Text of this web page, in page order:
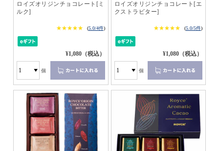
ロイズオリジンチョコレート[ミ
ルク]
★★★★★
★★★★★ (5.0/4件)
¥1,080（税込）
個
ロイズオリジンチョコレート[エ
クストラビター]
★★★★★
★★★★★ (5.0/5件)
¥1,080（税込）
個